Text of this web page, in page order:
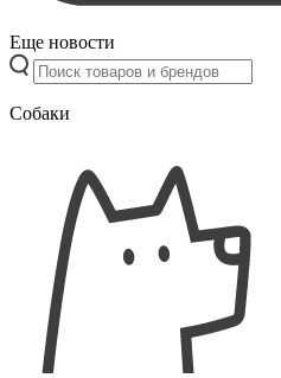
Еще новости
Собаки